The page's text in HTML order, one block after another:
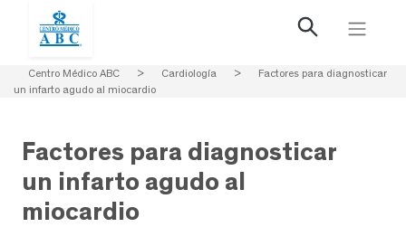
Centro Médico ABC > Cardiología >
Factores para diagnosticar
un infarto agudo al miocardio
Factores para diagnosticar
un infarto agudo al
miocardio